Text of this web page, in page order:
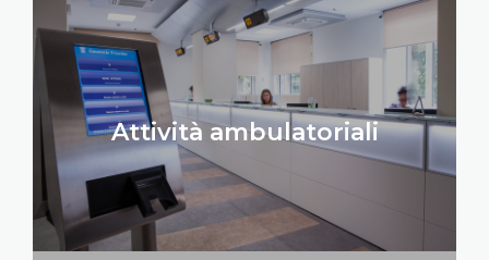
Attività ambulatoriali